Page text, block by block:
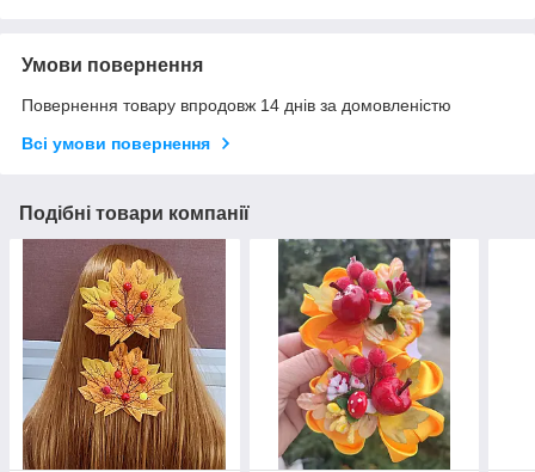
Умови повернення
Повернення товару впродовж 14 днів за домовленістю
Всі умови повернення
Подібні товари компанії